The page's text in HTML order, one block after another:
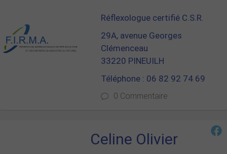
Réflexologue certifié C.S.R.
29A, avenue Georges
Clémenceau
33220 PINEUILH
Téléphone : 06 82 92 74 69
0 Commentaire
Celine Olivier